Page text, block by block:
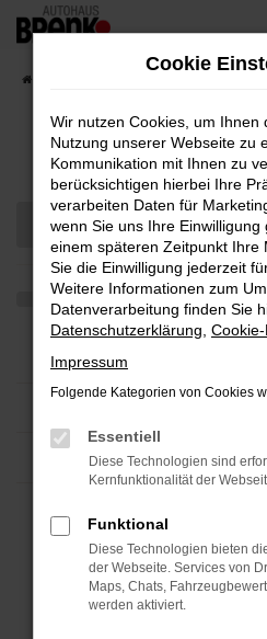
Zum
springen
Fahrzeug-
Cookie
Wir nutzen Cookies, um Ihnen
Nutzung unserer Webseite zu
Kommunikation mit Ihnen zu
berücksichtigen hierbei Ihre
verarbeiten Daten für
wenn Sie uns Ihre Einwilligung
einem späteren Zeitpunkt Ihre
Sie die Einwilligung jederzeit
Weitere Informationen zum
Datenverarbeitung finden Sie
Datenschutzerklärung
Impressum
Folgende Kategorien von Cookies
Essentiell
Diese Technologien sind
Kernfunktionalität der
Funktional
Diese Technologien bieten
der Webseite. Services von
Maps, Chats,
werden aktiviert.